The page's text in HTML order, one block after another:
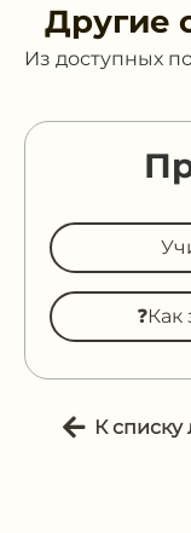
Другие
Из доступных
К списку